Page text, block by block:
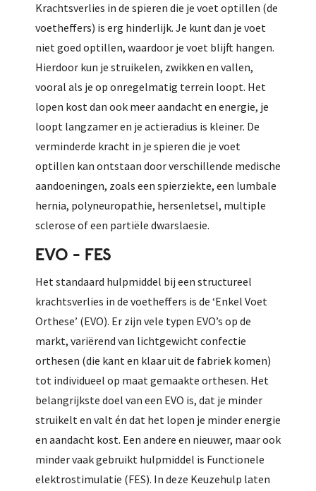
Krachtsverlies in de spieren die je voet optillen (de
voetheffers) is erg hinderlijk. Je kunt dan je voet
niet goed optillen, waardoor je voet blijft hangen.
Hierdoor kun je struikelen, zwikken en vallen,
vooral als je op onregelmatig terrein loopt. Het
lopen kost dan ook meer aandacht en energie, je
loopt langzamer en je actieradius is kleiner. De
verminderde kracht in je spieren die je voet
optillen kan ontstaan door verschillende medische
aandoeningen, zoals een spierziekte, een lumbale
hernia, polyneuropathie, hersenletsel, multiple
sclerose of een partiële dwarslaesie.
EVO - FES
Het standaard hulpmiddel bij een structureel
krachtsverlies in de voetheffers is de ‘Enkel Voet
Orthese’ (EVO). Er zijn vele typen EVO’s op de
markt, variërend van lichtgewicht confectie
orthesen (die kant en klaar uit de fabriek komen)
tot individueel op maat gemaakte orthesen. Het
belangrijkste doel van een EVO is, dat je minder
struikelt en valt én dat het lopen je minder energie
en aandacht kost. Een andere en nieuwer, maar ook
minder vaak gebruikt hulpmiddel is Functionele
elektrostimulatie (FES). In deze Keuzehulp laten